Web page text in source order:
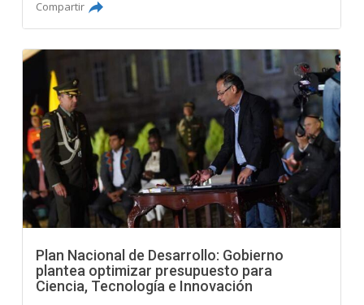
Compartir
Plan Nacional de Desarrollo: Gobierno
plantea optimizar presupuesto para
Ciencia, Tecnología e Innovación